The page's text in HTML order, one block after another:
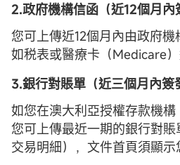
2.政府機構信函（近12個月內
您可上傳近12個月內由政府機
如税表或醫療卡（Medicare）
3.銀行對賬單（近三個月內簽
如您在澳大利亞授權存款機構
您可上傳最近一期的銀行對
交易明細），文件首頁須顯示